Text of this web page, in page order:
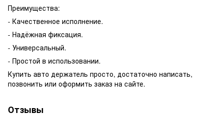
Преимущества:
- Качественное исполнение.
- Надёжная фиксация.
- Универсальный.
- Простой в использовании.
Купить авто держатель просто, достаточно написать,
позвонить или оформить заказ на сайте.
Отзывы